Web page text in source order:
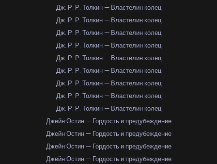
Дж. Р. Р. Толкин — Властелин колец
Дж. Р. Р. Толкин — Властелин колец
Дж. Р. Р. Толкин — Властелин колец
Дж. Р. Р. Толкин — Властелин колец
Дж. Р. Р. Толкин — Властелин колец
Дж. Р. Р. Толкин — Властелин колец
Дж. Р. Р. Толкин — Властелин колец
Дж. Р. Р. Толкин — Властелин колец
Дж. Р. Р. Толкин — Властелин колец
Джейн Остин — Гордость и предубеждение
Джейн Остин — Гордость и предубеждение
Джейн Остин — Гордость и предубеждение
Джейн Остин — Гордость и предубеждение